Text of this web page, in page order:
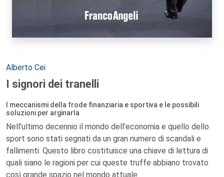
Autori:
Alberto Cei
I signori dei tranelli
I meccanismi della frode finanziaria e sportiva e le possibili
soluzioni per arginarla
Nell’ultimo decennio il mondo dell’economia e quello dello
sport sono stati segnati da un gran numero di scandali e
fallimenti. Questo libro costituisce una chiave di lettura di
quali siano le ragioni per cui queste truffe abbiano trovato
così grande spazio nel mondo attuale.